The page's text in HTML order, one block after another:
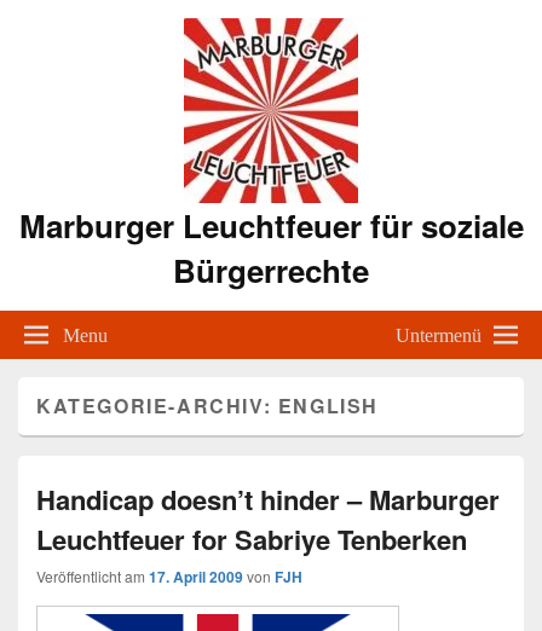
Marburger Leuchtfeuer für soziale
Bürgerrechte
Menu Untermenü
KATEGORIE-ARCHIV: ENGLISH
Handicap doesn’t hinder – Marburger
Leuchtfeuer for Sabriye Tenberken
Veröffentlicht am 17. April 2009von FJH